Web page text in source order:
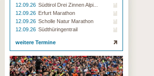
12.09.26 Südtirol Drei Zinnen Alpi...
12.09.26 Erfurt Marathon
12.09.26 Scholle Natur Marathon
12.09.26 Südthüringentrail
weitere Termine